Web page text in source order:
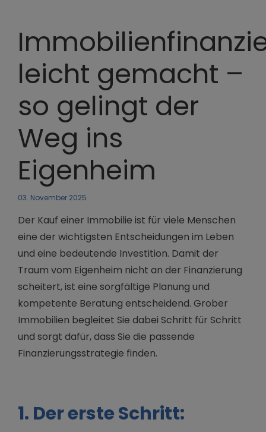
leicht gemacht –
so gelingt der
Weg ins
Eigenheim
03. November 2025
Der Kauf einer Immobilie ist für viele Menschen
eine der wichtigsten Entscheidungen im Leben
und eine bedeutende Investition. Damit der
Traum vom Eigenheim nicht an der Finanzierung
scheitert, ist eine sorgfältige Planung und
kompetente Beratung entscheidend. Grober
Immobilien begleitet Sie dabei Schritt für Schritt
und sorgt dafür, dass Sie die passende
Finanzierungsstrategie finden.
1. Der erste Schritt: